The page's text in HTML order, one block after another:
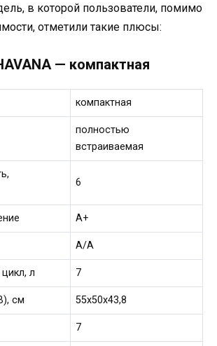
в которой пользователи, помимо
отметили такие плюсы:
— компактная
компактная
полностью
встраиваемая
6
А+
А/А
л 7
см 55x50x43,8
7